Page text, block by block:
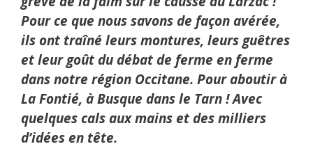
Pour ce que nous savons de façon avérée,
ils ont traîné leurs montures, leurs guêtres
et leur goût du débat de ferme en ferme
dans notre région Occitane. Pour aboutir à
La Fontié, à Busque dans le Tarn ! Avec
quelques cals aux mains et des milliers
d’idées en tête.